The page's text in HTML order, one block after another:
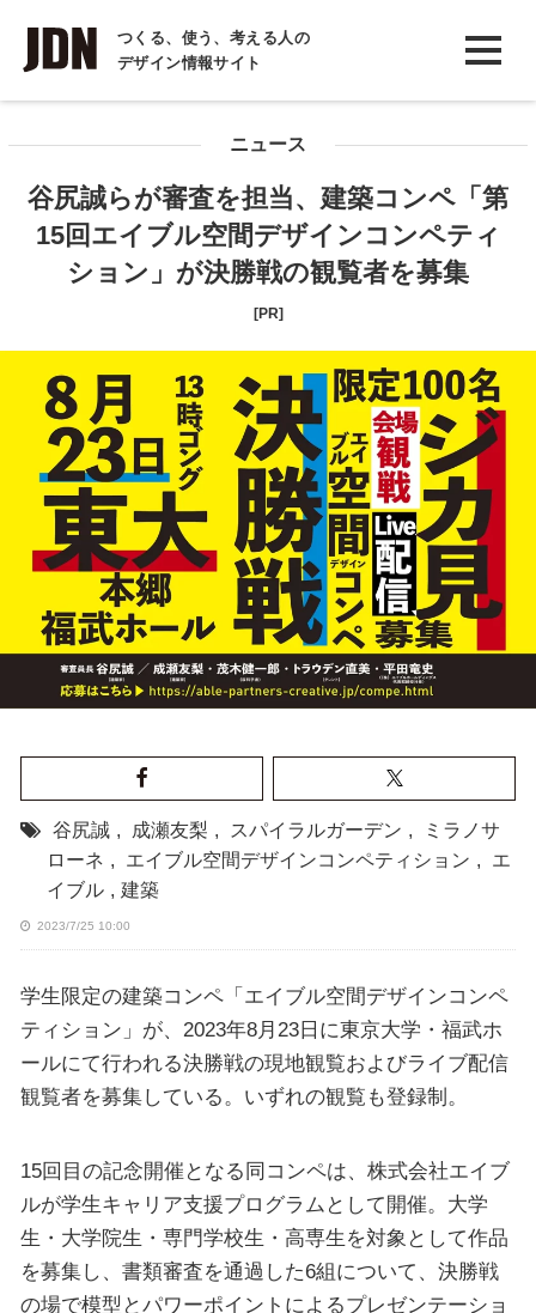
つくる、使う、考える人の
デザイン情報サイト
INTERVIEW
インタビュー
COLUMN
コラム
ニュース
谷尻誠らが審査を担当、建築コンペ「第
15回エイブル空間デザインコンペティ
ション」が決勝戦の観覧者を募集
[PR]
谷尻誠 , 成瀬友梨 , スパイラルガーデン ,
ミラノサ
ローネ , エイブル空間デザインコンペティション ,
エ
イブル , 建築
2023/7/25 10:00
学生限定の建築コンペ「エイブル空間デザインコンペ
ティション」が、2023年8月23日に東京大学・福武ホ
ールにて行われる決勝戦の現地観覧およびライブ配信
観覧者を募集している。いずれの観覧も登録制。
15回目の記念開催となる同コンペは、株式会社エイブ
ルが学生キャリア支援プログラムとして開催。大学
生・大学院生・専門学校生・高専生を対象として作品
を募集し、書類審査を通過した6組について、決勝戦
の場で模型とパワーポイントによるプレゼンテーショ